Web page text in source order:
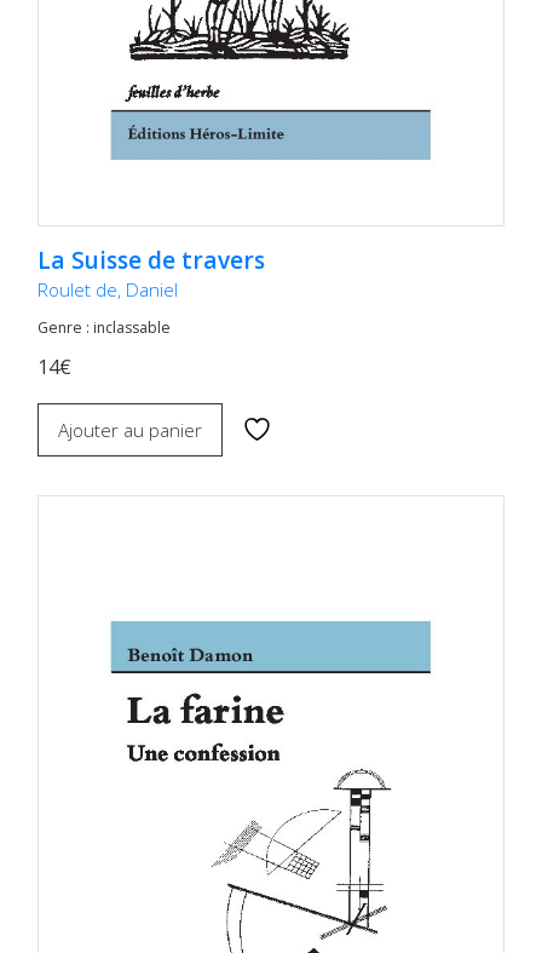
La Suisse de travers
Roulet de, Daniel
Genre : inclassable
14€
Ajouter au panier